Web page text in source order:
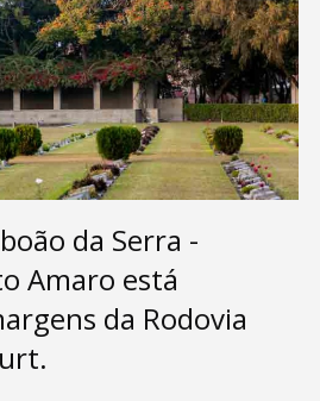
da Serra -
Amaro está
da Rodovia